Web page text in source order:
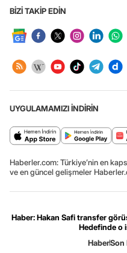
BİZİ TAKİP EDİN
UYGULAMAMIZI İNDİRİN
Haberler.com: Türkiye’nin en
ve en güncel gelişmeler
Haber: Hakan Safi transfer
Hedefinde o
HaberSon